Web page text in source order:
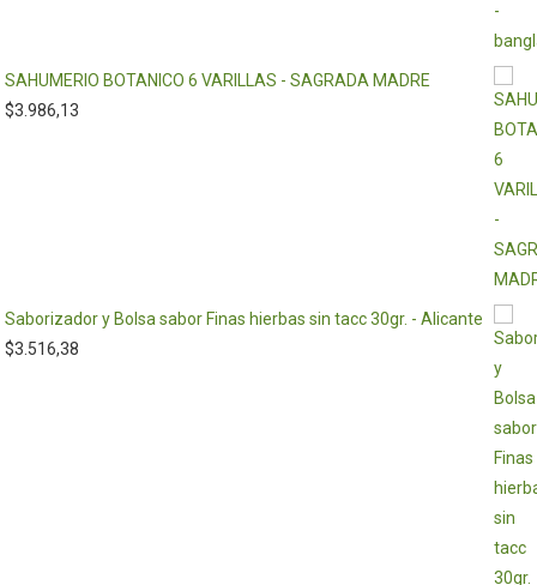
SAHUMERIO BOTANICO 6 VARILLAS - SAGRADA MADRE
$3.986,13
Saborizador y Bolsa sabor Finas hierbas sin tacc 30gr. - Alicante
$3.516,38